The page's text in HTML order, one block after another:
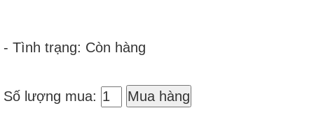
- Tình trạng: Còn hàng
Số lượng mua: Mua hàng